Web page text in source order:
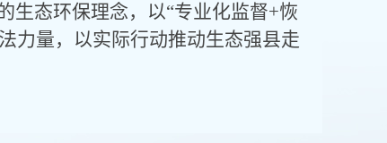
生态环保理念，以“专业化监督+恢
力量，以实际行动推动生态强县走